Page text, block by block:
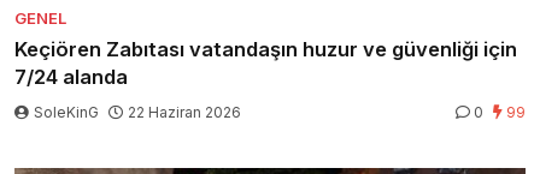
GENEL
Keçiören Zabıtası vatandaşın huzur ve güvenliği için
7/24 alanda
SoleKinG 22 Haziran 2026 0 99